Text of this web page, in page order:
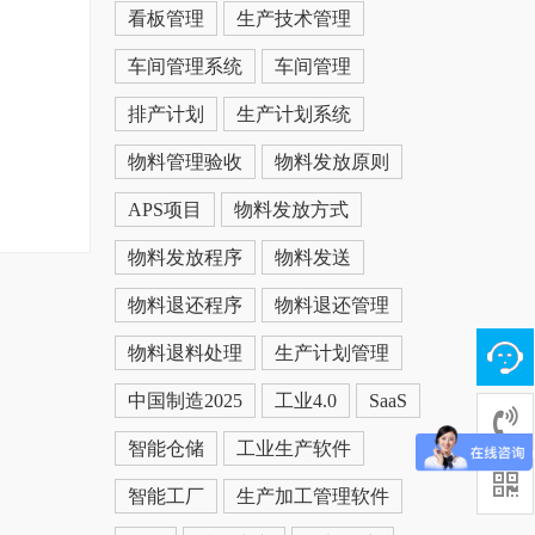
看板管理 生产技术管理
车间管理系统 车间管理
排产计划 生产计划系统
物料管理验收 物料发放原则
APS项目 物料发放方式
物料发放程序 物料发送
物料退还程序 物料退还管理
物料退料处理 生产计划管理
中国制造2025 工业4.0 SaaS
智能仓储 工业生产软件
智能工厂 生产加工管理软件